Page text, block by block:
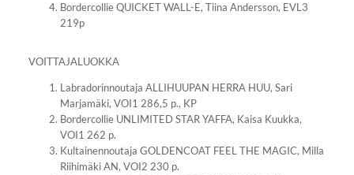
Bordercollie QUICKET WALL-E, Tiina Andersson, EVL3
219p
VOITTAJALUOKKA
Labradorinnoutaja ALLIHUUPAN HERRA HUU, Sari
Marjamäki, VOI1 286,5 p., KP
Bordercollie UNLIMITED STAR YAFFA, Kaisa Kuukka,
VOI1 262 p.
Kultainennoutaja GOLDENCOAT FEEL THE MAGIC, Milla
Riihimäki AN, VOI2 230 p.